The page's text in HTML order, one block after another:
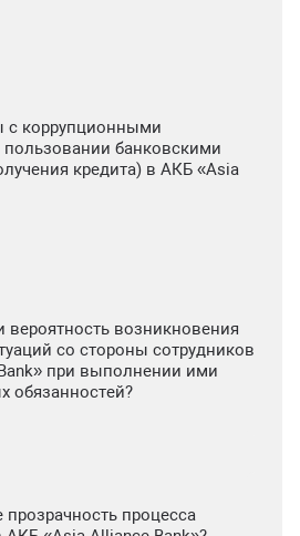
с коррупционными
банковскими
кредита) в АКБ «Asia
возникновения
со стороны сотрудников
при выполнении ими
обязанностей?
процесса